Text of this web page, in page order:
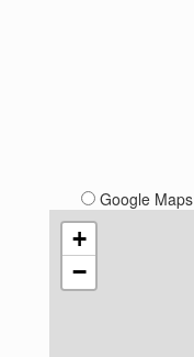
Google Maps
+
−